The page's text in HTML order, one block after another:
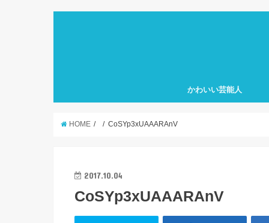
かわいい芸能人
HOME CoSYp3xUAAARAnV
2017.10.04
CoSYp3xUAAARAnV